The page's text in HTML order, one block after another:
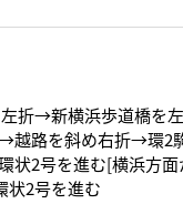
折→新横浜歩道橋を
路を斜め右折→環2
状2号を進む[横浜方
2号を進む